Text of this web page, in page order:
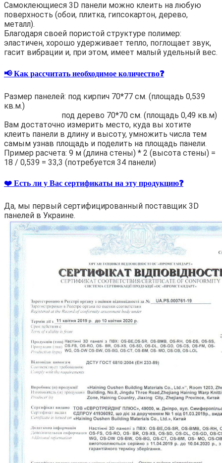
Самоклеющиеся 3D панели можно клеить на любую
поверхность (обои, плитка, гипсокартон, дерево,
металл).
Благодаря своей пористой структуре полимер:
эластичен, хорошо удерживает тепло, поглощает звук,
гасит вибрации и, при этом, имеет малый удельный вес.
📢 Как рассчитать необходимое количество❓
Размер панелей: под кирпич 70*77 см. (площадь 0,539
кв.м.)
под дерево 70*70 см. (площадь 0,49 кв.м)
Вам достаточно измерить место, куда вы хотите
клеить панели в длину и высоту, умножить числа тем
самым узнав площадь и поделить на площадь панели.
Пример расчета: 9 м (длина стены) * 2 (высота стены) =
18 / 0,539 = 33,3 (потребуется 34 панели)
❤️ Есть ли у Вас сертификаты на эту продукцию❓
Да, мы первый сертифицированный поставщик 3D
панелей в Украине.